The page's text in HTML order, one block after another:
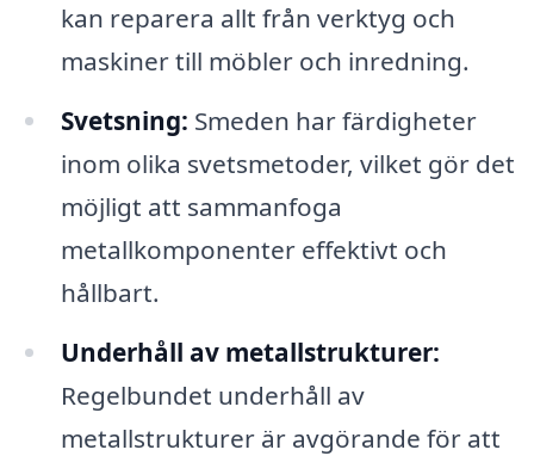
kan reparera allt från verktyg och
maskiner till möbler och inredning.
Svetsning: Smeden har färdigheter
inom olika svetsmetoder, vilket gör det
möjligt att sammanfoga
metallkomponenter effektivt och
hållbart.
Underhåll av metallstrukturer:
Regelbundet underhåll av
metallstrukturer är avgörande för att